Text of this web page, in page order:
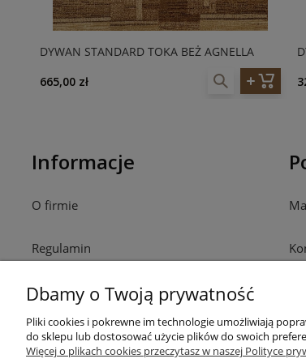
DYWAN STANDARD TOKA BEŻ AGNELLA
665,00 zł
Informacje
O firmie
Regulamin
Polityka prywatności
Ustawienia plików cookies
Dbamy o Twoją prywatność
Pliki cookies i pokrewne im technologie umożliwiają
do sklepu lub dostosować użycie plików do swoich
Więcej o plikach cookies przeczytasz w naszej Polityce